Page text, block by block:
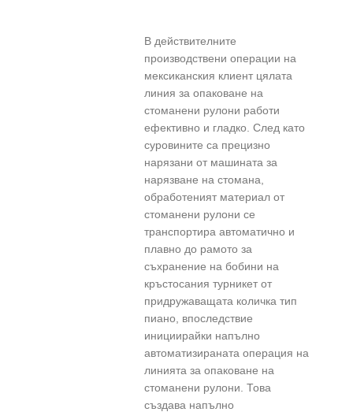
В действителните
производствени операции на
мексиканския клиент цялата
линия за опаковане на
стоманени рулони работи
ефективно и гладко. След като
суровините са прецизно
нарязани от машината за
нарязване на стомана,
обработеният материал от
стоманени рулони се
транспортира автоматично и
плавно до рамото за
съхранение на бобини на
кръстосания турникет от
придружаващата количка тип
пиано, впоследствие
инициирайки напълно
автоматизираната операция на
линията за опаковане на
стоманени рулони. Това
създава напълно